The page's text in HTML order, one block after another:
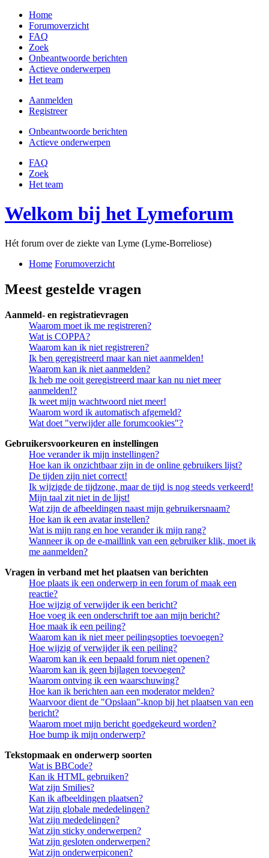
Home
Forumoverzicht
FAQ
Zoek
Onbeantwoorde berichten
Actieve onderwerpen
Het team
Aanmelden
Registreer
Onbeantwoorde berichten
Actieve onderwerpen
FAQ
Zoek
Het team
Welkom bij het Lymeforum
Hét forum over de ziekte van Lyme (Lyme-Borreliose)
Home Forumoverzicht
Meest gestelde vragen
Aanmeld- en registratievragen
Waarom moet ik me registreren?
Wat is COPPA?
Waarom kan ik niet registreren?
Ik ben geregistreerd maar kan niet aanmelden!
Waarom kan ik niet aanmelden?
Ik heb me ooit geregistreerd maar kan nu niet meer
aanmelden!?
Ik weet mijn wachtwoord niet meer!
Waarom word ik automatisch afgemeld?
Wat doet "verwijder alle forumcookies"?
Gebruikersvoorkeuren en instellingen
Hoe verander ik mijn instellingen?
Hoe kan ik onzichtbaar zijn in de online gebruikers lijst?
De tijden zijn niet correct!
Ik wijzigde de tijdzone, maar de tijd is nog steeds verkeerd!
Mijn taal zit niet in de lijst!
Wat zijn de afbeeldingen naast mijn gebruikersnaam?
Hoe kan ik een avatar instellen?
Wat is mijn rang en hoe verander ik mijn rang?
Wanneer ik op de e-maillink van een gebruiker klik, moet ik
me aanmelden?
Vragen in verband met het plaatsen van berichten
Hoe plaats ik een onderwerp in een forum of maak een
reactie?
Hoe wijzig of verwijder ik een bericht?
Hoe voeg ik een onderschrift toe aan mijn bericht?
Hoe maak ik een peiling?
Waarom kan ik niet meer peilingsopties toevoegen?
Hoe wijzig of verwijder ik een peiling?
Waarom kan ik een bepaald forum niet openen?
Waarom kan ik geen bijlagen toevoegen?
Waarom ontving ik een waarschuwing?
Hoe kan ik berichten aan een moderator melden?
Waarvoor dient de "Opslaan"-knop bij het plaatsen van een
bericht?
Waarom moet mijn bericht goedgekeurd worden?
Hoe bump ik mijn onderwerp?
Tekstopmaak en onderwerp soorten
Wat is BBCode?
Kan ik HTML gebruiken?
Wat zijn Smilies?
Kan ik afbeeldingen plaatsen?
Wat zijn globale mededelingen?
Wat zijn mededelingen?
Wat zijn sticky onderwerpen?
Wat zijn gesloten onderwerpen?
Wat zijn onderwerpiconen?